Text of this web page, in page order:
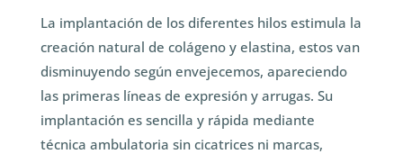
La implantación de los diferentes hilos estimula la
creación natural de colágeno y elastina, estos van
disminuyendo según envejecemos, apareciendo
las primeras líneas de expresión y arrugas. Su
implantación es sencilla y rápida mediante
técnica ambulatoria sin cicatrices ni marcas,